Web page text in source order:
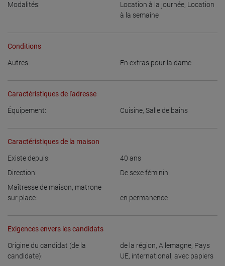
Modalités:
Location à la journée, Location
à la semaine
Conditions
Autres: En extras pour la dame
Caractéristiques de l'adresse
Équipement: Cuisine, Salle de bains
Caractéristiques de la maison
Existe depuis: 40 ans
Direction:
De sexe féminin
Maîtresse de maison, matrone
sur place:
en permanence
Exigences envers les candidats
Origine du candidat (de la
candidate):
de la région, Allemagne, Pays
UE, international, avec papiers